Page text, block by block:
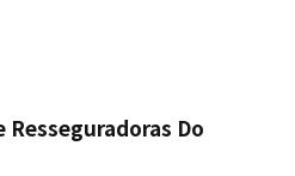
Resseguradoras Do